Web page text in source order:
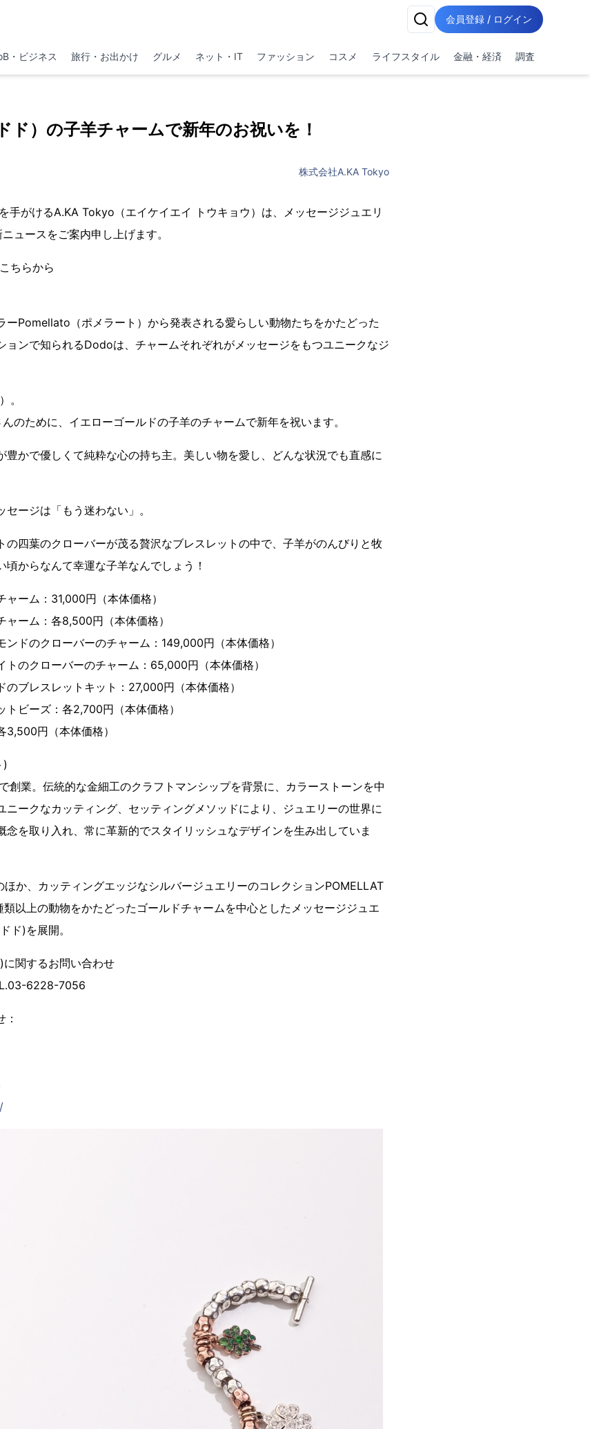
会員登録 / ログイン
・ビジネス 旅行・お出かけ グルメ ネット・IT ファッション コスメ ライフスタイル 金融・経済 調査
ド）の子羊チャームで新年のお祝いを！
株式会社A.KA Tokyo
手がけるA.KA Tokyo（エイケイエイ トウキョウ）は、メッセージジュエリ
ュースをご案内申し上げます。
ちらから
ーPomellato（ポメラート）から発表される愛らしい動物たちをかたどった
ョンで知られるDodoは、チャームそれぞれがメッセージをもつユニークなジ
。
のために、イエローゴールドの子羊のチャームで新年を祝います。
豊かで優しくて純粋な心の持ち主。美しい物を愛し、どんな状況でも直感に
ージは「もう迷わない」。
の四葉のクローバーが茂る贅沢なブレスレットの中で、子羊がのんびりと牧
からなんて幸運な子羊なんでしょう！
ーム：31,000円（本体価格）
ャーム：各8,500円（本体価格）
ドのクローバーのチャーム：149,000円（本体価格）
トのクローバーのチャーム：65,000円（本体価格）
のブレスレットキット：27,000円（本体価格）
トビーズ：各2,700円（本体価格）
3,500円（本体価格）
)
創業。伝統的な金細工のクラフトマンシップを背景に、カラーストーンを中
ニークなカッティング、セッティングメソッドにより、ジュエリーの世界に
念を取り入れ、常に革新的でスタイリッシュなデザインを生み出していま
か、カッティングエッジなシルバージュエリーのコレクションPOMELLAT
以上の動物をかたどったゴールドチャームを中心としたメッセージジュエ
ド)を展開。
関するお問い合わせ
6228-7056